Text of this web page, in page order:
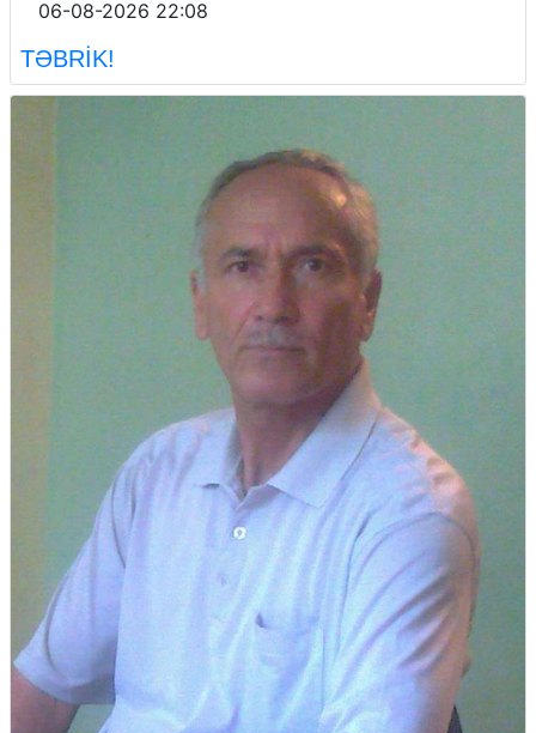
06-08-2026 22:08
TƏBRİK!